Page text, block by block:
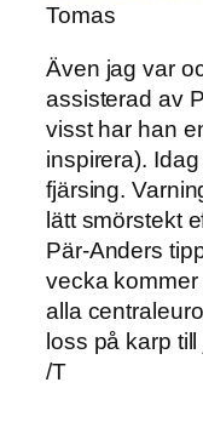
Tomas
Även jag var
assisterad av
visst har han
inspirera).
fjärsing.
lätt smörstekt
Pär-Anders
vecka kommer
alla
loss på karp
/T